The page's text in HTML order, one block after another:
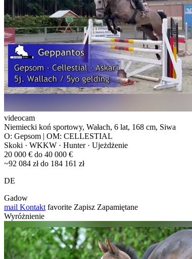
videocam
Niemiecki koń sportowy, Wałach, 6 lat, 168 cm, Siwa
O: Gepsom | OM: CELLESTIAL
Skoki · WKKW · Hunter · Ujeżdżenie
20 000 € do 40 000 €
~92 084 zł do 184 161 zł
DE
Gadow
mail Kontakt favorite Zapisz Zapamiętane
Wyróżnienie